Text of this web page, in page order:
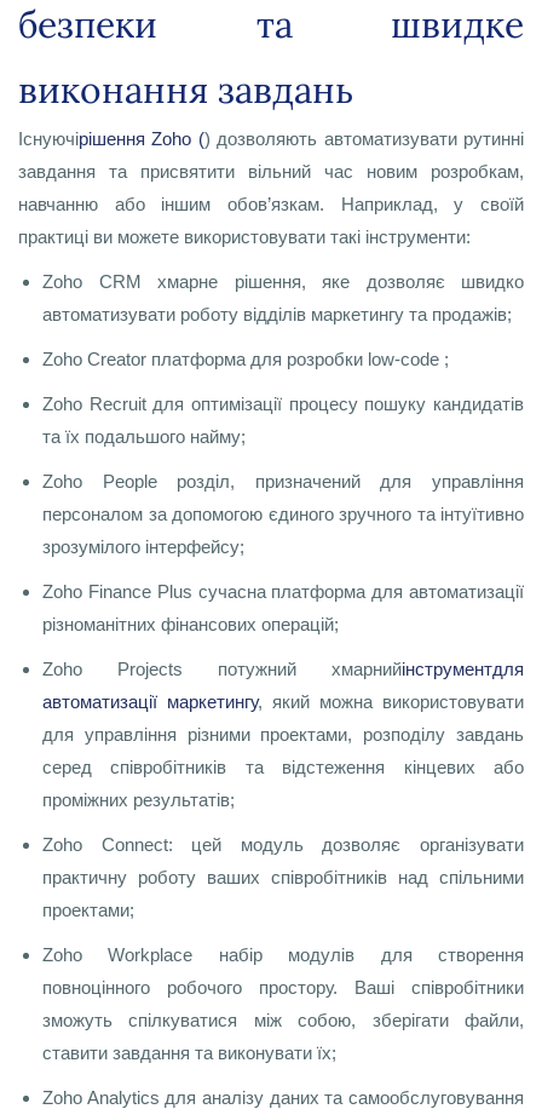
безпеки та швидке
виконання завдань
Існуючірішення Zoho () дозволяють автоматизувати рутинні
завдання та присвятити вільний час новим розробкам,
навчанню або іншим обов’язкам. Наприклад, у своїй
практиці ви можете використовувати такі інструменти:
Zoho CRM хмарне рішення, яке дозволяє швидко
автоматизувати роботу відділів маркетингу та продажів;
Zoho Creator платформа для розробки low-code ;
Zoho Recruit для оптимізації процесу пошуку кандидатів
та їх подальшого найму;
Zoho People розділ, призначений для управління
персоналом за допомогою єдиного зручного та інтуїтивно
зрозумілого інтерфейсу;
Zoho Finance Plus сучасна платформа для автоматизації
різноманітних фінансових операцій;
Zoho Projects потужний хмарнийінструментдля
автоматизації маркетингу, який можна використовувати
для управління різними проектами, розподілу завдань
серед співробітників та відстеження кінцевих або
проміжних результатів;
Zoho Connect: цей модуль дозволяє організувати
практичну роботу ваших співробітників над спільними
проектами;
Zoho Workplace набір модулів для створення
повноцінного робочого простору. Ваші співробітники
зможуть спілкуватися між собою, зберігати файли,
ставити завдання та виконувати їх;
Zoho Analytics для аналізу даних та самообслуговування